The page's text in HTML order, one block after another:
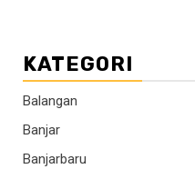
KATEGORI
Balangan
Banjar
Banjarbaru